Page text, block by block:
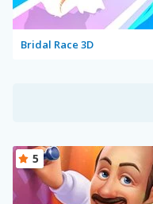
Bridal Race 3D
5